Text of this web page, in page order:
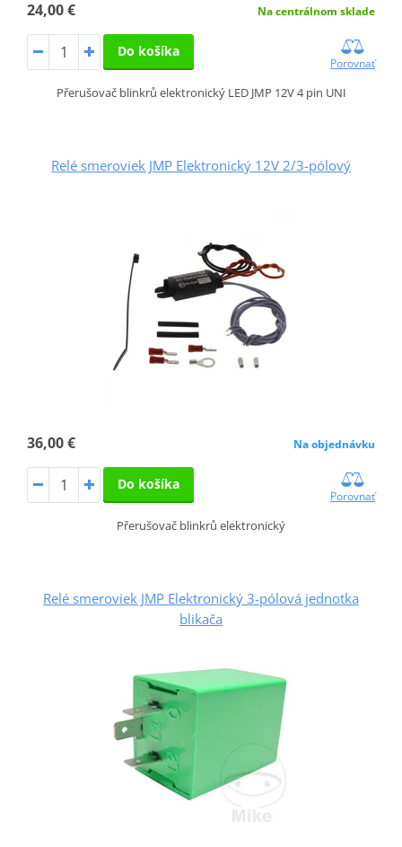
24,00 € Na centrálnom sklade
Do košíka
Porovnať
Přerušovač blinkrů elektronický LED JMP 12V 4 pin UNI
Relé smeroviek JMP Elektronický 12V 2/3-pólový
36,00 € Na objednávku
Do košíka
Porovnať
Přerušovač blinkrů elektronický
Relé smeroviek JMP Elektronický 3-pólová jednotka
blikača